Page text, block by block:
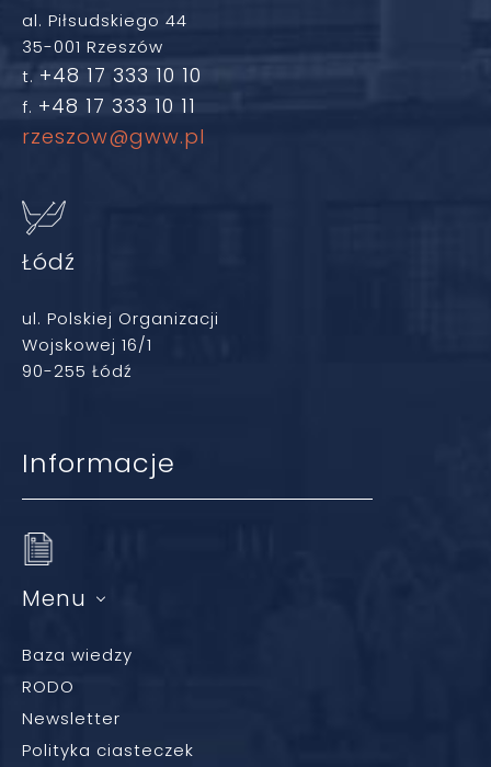
al. Piłsudskiego 44
35-001 Rzeszów
t. +48 17 333 10 10
f. +48 17 333 10 11
rzeszow@gww.pl
Łódź
ul. Polskiej Organizacji
Wojskowej 16/1
90-255 Łódź
Informacje
Menu
Baza wiedzy
RODO
Newsletter
Polityka ciasteczek